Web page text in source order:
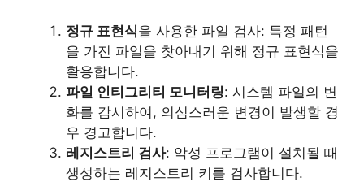
정규 표현식을 사용한 파일 검사: 특정 패턴
을 가진 파일을 찾아내기 위해 정규 표현식을
활용합니다.
파일 인티그리티 모니터링: 시스템 파일의 변
화를 감시하여, 의심스러운 변경이 발생할 경
우 경고합니다.
레지스트리 검사: 악성 프로그램이 설치될 때
생성하는 레지스트리 키를 검사합니다.